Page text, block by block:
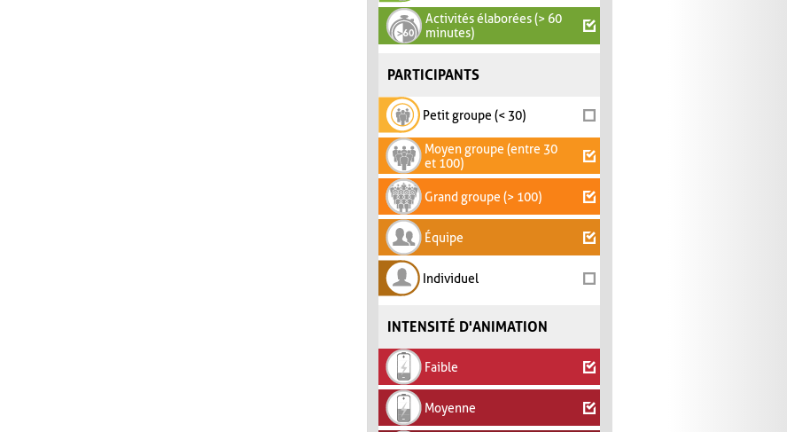
Activités élaborées (> 60
minutes)
PARTICIPANTS
Petit groupe (< 30)
Moyen groupe (entre 30
et 100)
Grand groupe (> 100)
Équipe
Individuel
INTENSITÉ D'ANIMATION
Faible
Moyenne